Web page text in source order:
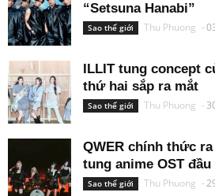
“Setsuna Hanabi”
Sao thế giới Thu Phuong -
ILLIT tung concept
thứ hai sắp ra mắt
Sao thế giới Thu Phuong -
QWER chính thức
tung anime OST đầu
Sao thế giới Thu Phuong -